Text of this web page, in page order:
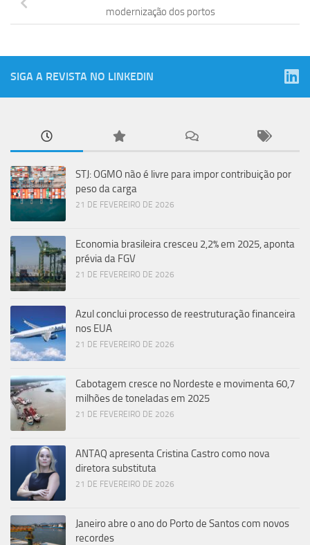
modernização dos portos
SIGA A REVISTA NO LINKEDIN
STJ: OGMO não é livre para impor contribuição por
peso da carga
21 DE FEVEREIRO DE 2026
Economia brasileira cresceu 2,2% em 2025, aponta
prévia da FGV
21 DE FEVEREIRO DE 2026
Azul conclui processo de reestruturação financeira
nos EUA
21 DE FEVEREIRO DE 2026
Cabotagem cresce no Nordeste e movimenta 60,7
milhões de toneladas em 2025
21 DE FEVEREIRO DE 2026
ANTAQ apresenta Cristina Castro como nova
diretora substituta
21 DE FEVEREIRO DE 2026
Janeiro abre o ano do Porto de Santos com novos
recordes